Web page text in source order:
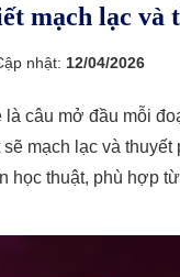
mạch lạc và
nhật: 12/04/2026
là câu mở đầu mỗi
sẽ mạch lạc và
học thuật, phù hợp